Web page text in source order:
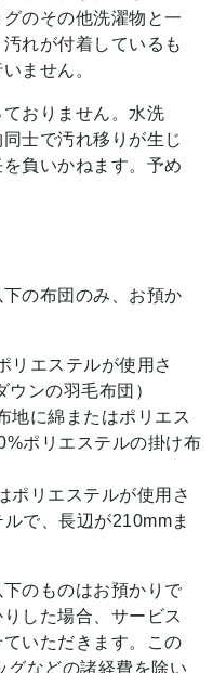
のその他洗濯物と一
れが付着しているも
ません。
おりません。水洗
士で汚れ移りが生じ
負いかねます。予め
の布団のみ、お預か
リエステルが使用さ
ンの羽毛布団）
地に綿またはポリエス
ポリエステルの掛け布
ポリエステルが使用さ
で、長辺が210mmま
のものはお預かりで
した場合、サービス
いただきます。この
グなどの諸経費を除い